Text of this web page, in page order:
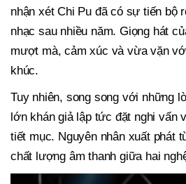
nhận xét Chi Pu đã có sự tiến bộ
nhạc sau nhiều năm. Giọng hát
mượt mà, cảm xúc và vừa vặn
khúc.
Tuy nhiên, song song với những
lớn khán giả lập tức đặt nghi vấn
tiết mục. Nguyên nhân xuất phát
chất lượng âm thanh giữa hai